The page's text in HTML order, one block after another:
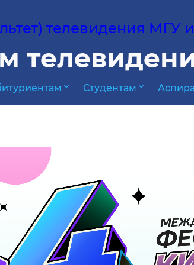
телевидения МГУ
expand_more Студентам expand_more